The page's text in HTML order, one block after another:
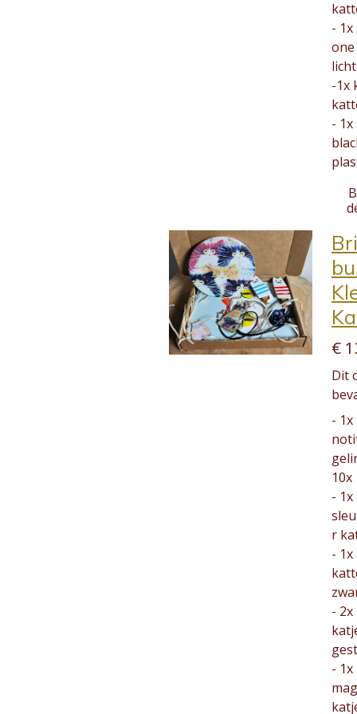
-
one
-1x
- 1x
€
Dit
- 1x
10x
- 1x
r
-
-
-